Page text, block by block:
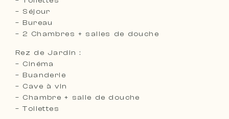
– Séjour
– Bureau
– 2 Chambres + salles de douche
Rez de Jardin :
– Cinéma
– Buanderie
– Cave à vin
– Chambre + salle de douche
– Toilettes